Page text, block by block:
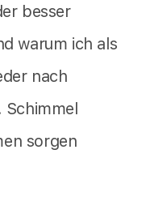
besser
warum ich als
nach
Schimmel
sorgen